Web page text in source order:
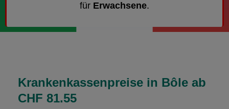
für Erwachsene.
Krankenkassenpreise in Bôle ab
CHF 81.55